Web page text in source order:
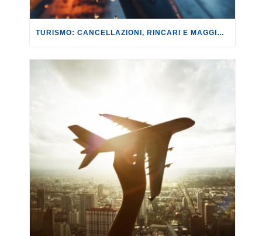
TURISMO: CANCELLAZIONI, RINCARI E MAGGIORAZIONI DI VOLI E PRENOTAZIONI.